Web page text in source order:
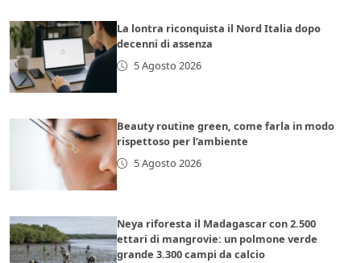
La lontra riconquista il Nord Italia dopo
decenni di assenza
5 Agosto 2026
Beauty routine green, come farla in modo
rispettoso per l’ambiente
5 Agosto 2026
Neya riforesta il Madagascar con 2.500
ettari di mangrovie: un polmone verde
grande 3.300 campi da calcio